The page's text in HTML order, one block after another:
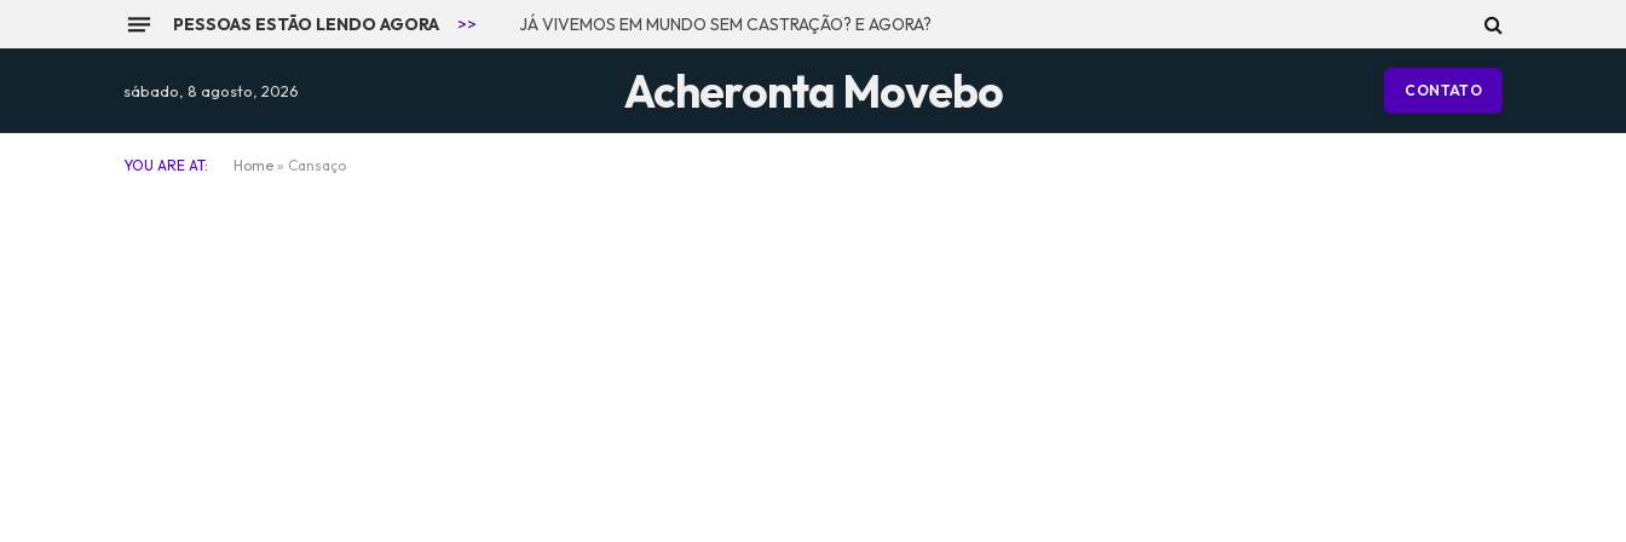
PESSOAS ESTÃO LENDO AGORA >> JÁ VIVEMOS EM MUNDO SEM CASTRAÇÃO? E AGORA?
sábado, 8 agosto, 2026 Acheronta Movebo CONTATO
YOU ARE AT: Home » Cansaço